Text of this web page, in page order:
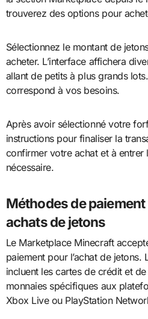
trouverez des options pour
Sélectionnez le montant de
acheter. L’interface affichera
allant de petits à plus grands
correspond à vos besoins.
Après avoir sélectionné votre
instructions pour finaliser la
confirmer votre achat et à entrer
nécessaire.
Méthodes de
achats de jetons
Le Marketplace Minecraft
paiement pour l’achat de jetons.
incluent les cartes de crédit et
monnaies spécifiques aux
Xbox Live ou PlayStation